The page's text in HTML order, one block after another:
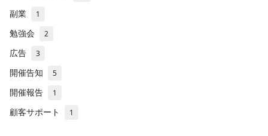
副業 1
勉強会 2
広告 3
開催告知 5
開催報告 1
顧客サポート 1